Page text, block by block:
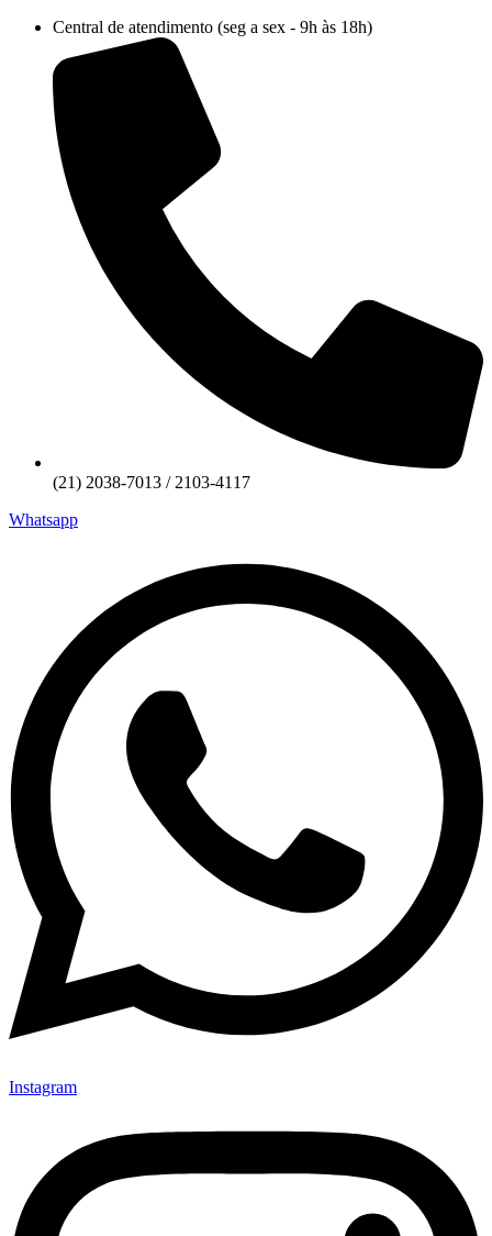
conteúdo
Central de atendimento (seg a sex - 9h às 18h)
(21) 2038-7013 / 2103-4117
Whatsapp
Instagram